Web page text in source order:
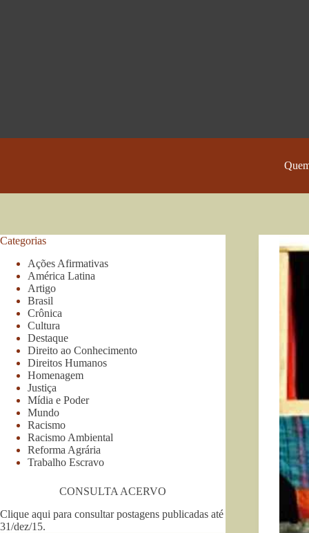
Categorias
Ações Afirmativas
América Latina
Artigo
Brasil
Crônica
Cultura
Destaque
Direito ao Conhecimento
Direitos Humanos
Homenagem
Justiça
Mídia e Poder
Mundo
Racismo
Racismo Ambiental
Reforma Agrária
Trabalho Escravo
CONSULTA ACERVO
Clique aqui para consultar postagens publicadas até
31/dez/15.